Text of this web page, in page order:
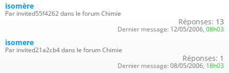
isomère
Par invited55f4262 dans le forum Chimie
Réponses: 13
Dernier message: 12/05/2006, 08h03
isomere
Par invited21a2cb4 dans le forum Chimie
Réponses: 1
Dernier message: 08/05/2006, 18h03